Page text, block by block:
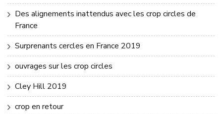
Des alignements inattendus avec les crop circles de
France
Surprenants cercles en France 2019
ouvrages sur les crop circles
Cley Hill 2019
crop en retour